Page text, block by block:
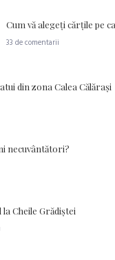
Cum vă alegeţi cărţile pe
33 de comentarii
din zona Calea Călăraşi
necuvântători?
la Cheile Grădiştei